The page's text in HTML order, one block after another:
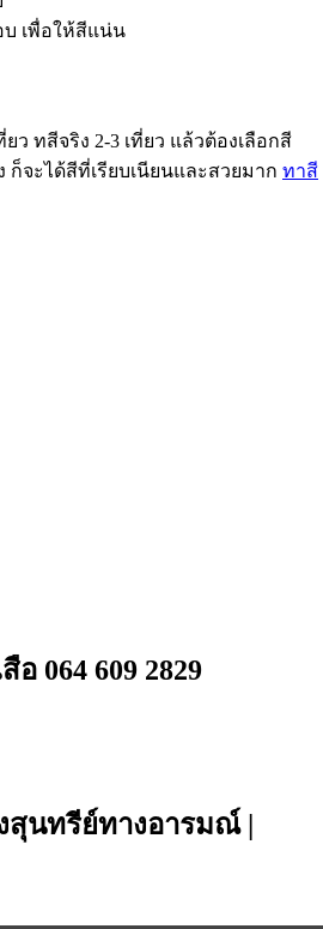
บ เพื่อให้สีแน่น
ว ทสีจริง 2-3 เที่ยว แล้วต้องเลือกสี
จะได้สีที่เรียบเนียนและสวยมาก ทาสี
อ 064 609 2829
สุนทรีย์ทางอารมณ์ |